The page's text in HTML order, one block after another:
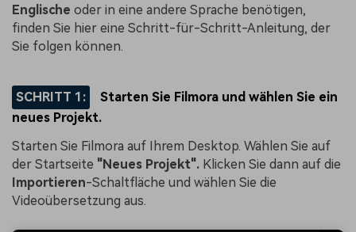
Englische oder in eine andere Sprache benötigen,
finden Sie hier eine Schritt-für-Schritt-Anleitung, der
Sie folgen können.
SCHRITT 1:
Starten Sie Filmora und wählen Sie ein
neues Projekt.
Starten Sie Filmora auf Ihrem Desktop. Wählen Sie auf
der Startseite "Neues Projekt". Klicken Sie dann auf die
Importieren-Schaltfläche und wählen Sie die
Videoübersetzung aus.